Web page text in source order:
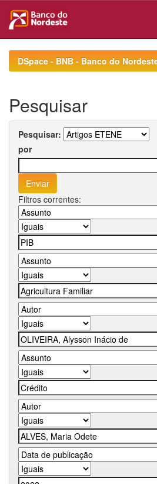
navigationDSpace - BNB - Banco do
Pesquisar
Pesquisar:
por
Filtros correntes: